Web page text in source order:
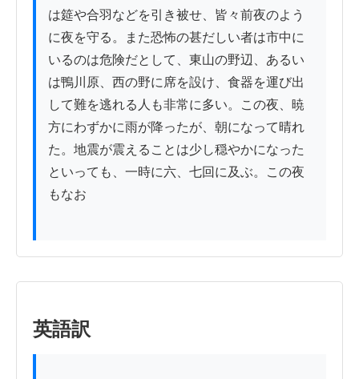
は筵や合羽などを引き被せ、皆々前夜のよう
に夜を守る。また恐怖の甚だしい者は市中に
いるのは危険だとして、東山の野辺、あるい
は鴨川原、西の野に席を設け、食器を運び出
して難を逃れる人も非常に多い。この夜、暁
方にわずかに雨が降ったが、朝になって晴れ
た。地震が震えることは少し穏やかになった
といっても、一時に六、七回に及ぶ。この夜
もなお
英語訳